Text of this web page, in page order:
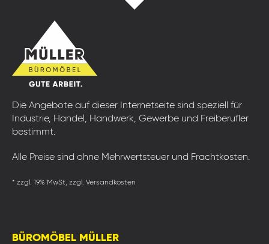
Die Angebote auf dieser Internetseite sind speziell für
Industrie, Handel, Handwerk, Gewerbe und Freiberufler
bestimmt.
Alle Preise sind ohne Mehrwertsteuer und Frachtkosten.
* zzgl. 19% MwSt, zzgl. Versandkosten
BÜROMÖBEL MÜLLER